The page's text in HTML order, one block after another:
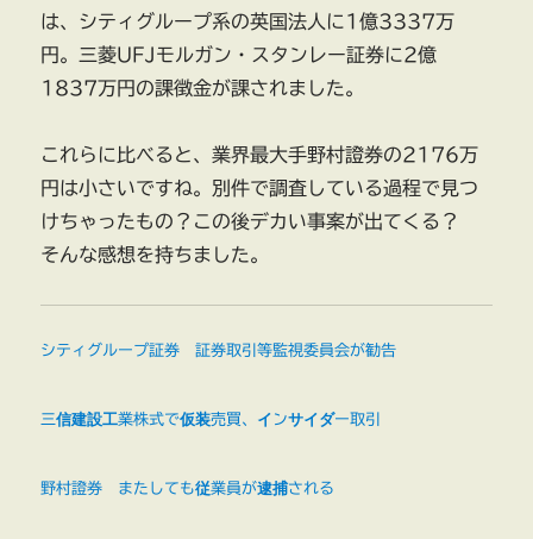
は、シティグループ系の英国法人に1億3337万
円。三菱UFJモルガン・スタンレー証券に2億
1837万円の課徴金が課されました。
これらに比べると、業界最大手野村證券の2176万
円は小さいですね。別件で調査している過程で見つ
けちゃったもの？この後デカい事案が出てくる？
そんな感想を持ちました。
シティグループ証券 証券取引等監視委員会が勧告
三信建設工業株式で仮装売買、インサイダー取引
野村證券 またしても従業員が逮捕される